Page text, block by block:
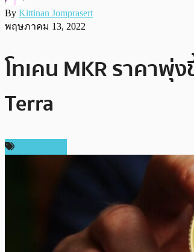
By Kittinan Jomprasert
พฤษภาคม 13, 2022
โทเคน MKR ราคาพุ่
Terra